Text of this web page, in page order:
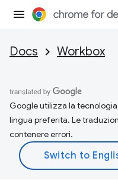
Docs Workbox
Google utilizza la
lingua preferita. Le
contenere errori.